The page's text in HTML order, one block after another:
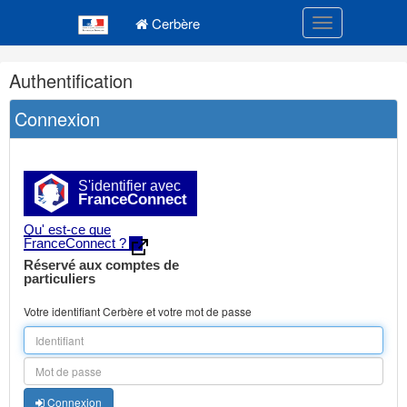
Cerbère Toggle
Navigation
et
outils
annexes
Authentification
Connexion
S'identifier avec
FranceConnect
Qu' est-ce que
FranceConnect ?
Réservé aux comptes de
particuliers
Votre identifiant Cerbère et votre mot de passe
Connexion